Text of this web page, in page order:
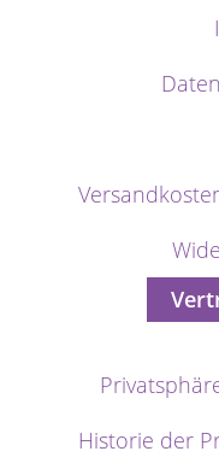
Historie der